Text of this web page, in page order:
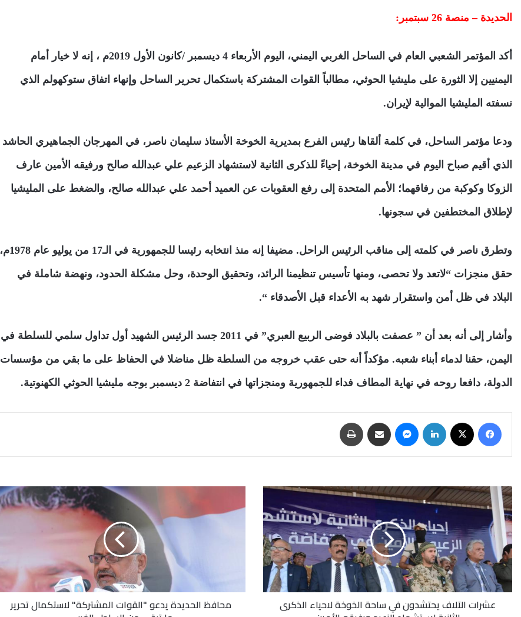
الحديدة – منصة 26 سبتمبر:
أكد المؤتمر الشعبي العام في الساحل الغربي اليمني، اليوم الأربعاء 4 ديسمبر /كانون الأول 2019م ، إنه لا خيار أمام
اليمنيين إلا الثورة على مليشيا الحوثي، مطالباً القوات المشتركة باستكمال تحرير الساحل وإنهاء اتفاق ستوكهولم الذي
نسفته المليشيا الموالية لإيران.
ودعا مؤتمر الساحل، في كلمة ألقاها رئيس الفرع بمديرية الخوخة الأستاذ سليمان ناصر، في المهرجان الجماهيري الحاشد
الذي أقيم صباح اليوم في مدينة الخوخة، إحياءً للذكرى الثانية لاستشهاد الزعيم علي عبدالله صالح ورفيقه الأمين عارف
الزوكا وكوكبة من رفاقهما؛ الأمم المتحدة إلى رفع العقوبات عن العميد أحمد علي عبدالله صالح، والضغط على المليشيا
لإطلاق المختطفين في سجونها.
وتطرق ناصر في كلمته إلى مناقب الرئيس الراحل. مضيفا إنه منذ انتخابه رئيسا للجمهورية في الـ17 من يوليو عام 1978م،
حقق منجزات “لاتعد ولا تحصى، ومنها تأسيس تنظيمنا الرائد، وتحقيق الوحدة، وحل مشكلة الحدود، ونهضة شاملة في
البلاد في ظل أمن واستقرار شهد به الأعداء قبل الأصدقاء “.
وأشار إلى أنه بعد أن ” عصفت بالبلاد فوضى الربيع العبري” في 2011 جسد الرئيس الشهيد أول تداول سلمي للسلطة في
اليمن، حقنا لدماء أبناء شعبه. مؤكداً أنه حتى عقب خروجه من السلطة ظل مناضلا في الحفاظ على ما بقي من مؤسسات
الدولة، دافعا روحه في نهاية المطاف فداء للجمهورية ومنجزاتها في انتفاضة 2 ديسمبر بوجه مليشيا الحوثي الكهنوتية.
فيسبوك لينكدإن ماسنجر مشاركة عبر البريد
عشرات
الآلاف
يحتشدون
في
ساحة
الخوخة
لاحياء
الذكرى
الثانية
لإستشهادعشرات الآلاف يحتشدون في ساحة الخوخة لاحياء الذكرى
تبقى
محافظ الحديدة يدعو "القوات المشتركة" لاستكمال تحرير